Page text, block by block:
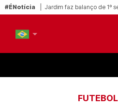
#ÉNotícia Jardim faz balanço de 1º
FUTEBOL